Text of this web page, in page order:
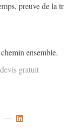
preuve de la
ensemble.
gratuit